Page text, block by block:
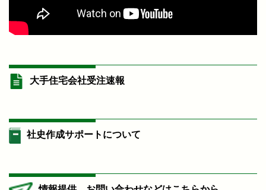
大手住宅会社受注速報
社史作成サポートについて